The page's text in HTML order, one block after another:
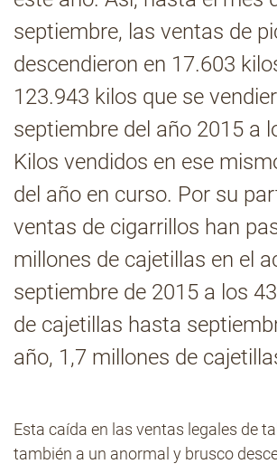
septiembre, las ventas de
descendieron en 17.603
123.943 kilos que se
septiembre del año 2015 a
Kilos vendidos en ese
del año en curso. Por su
ventas de cigarrillos han
millones de cajetillas en el
septiembre de 2015 a los
de cajetillas hasta
año, 1,7 millones de
Esta caída en las ventas legales de
también a un anormal y brusco